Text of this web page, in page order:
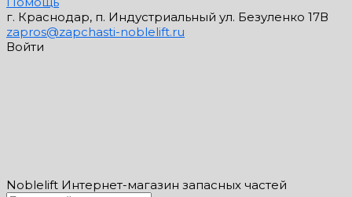
г. Краснодар, п. Индустриальный ул. Безуленко 17В
zapros@zapchasti-noblelift.ru
Войти
Noblelift Интернет-магазин запасных частей